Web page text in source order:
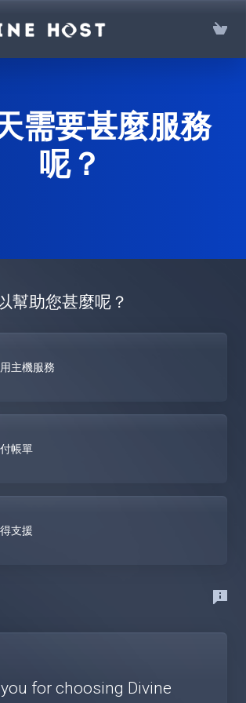
需要甚麼服務
呢？
幫助您甚麼呢？
主機服務
帳單
支援
for choosing Divine